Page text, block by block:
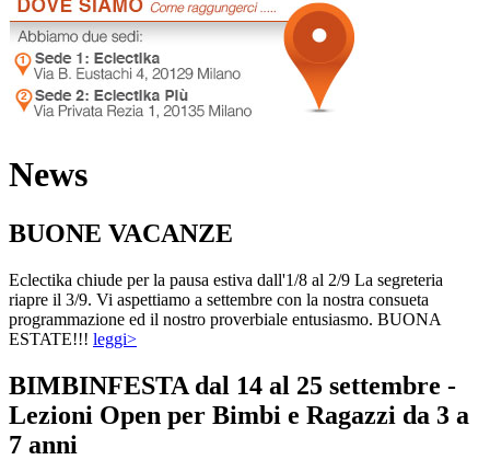
News
BUONE VACANZE
Eclectika chiude per la pausa estiva dall'1/8 al 2/9 La segreteria
riapre il 3/9. Vi aspettiamo a settembre con la nostra consueta
programmazione ed il nostro proverbiale entusiasmo. BUONA
ESTATE!!! leggi>
BIMBINFESTA dal 14 al 25 settembre -
Lezioni Open per Bimbi e Ragazzi da 3 a
7 anni